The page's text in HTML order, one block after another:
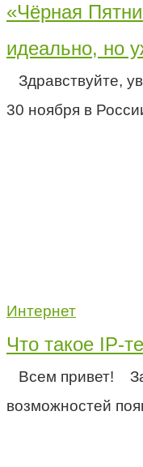
«Чёрная
идеально, но
Здравствуйте,
30 ноября в
Интернет
Что такое IP-
Всем привет!
возможностей